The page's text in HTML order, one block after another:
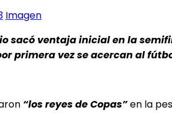
Imagen
sacó ventaja inicial en la
primera vez se acercan al
“los reyes de Copas”en la